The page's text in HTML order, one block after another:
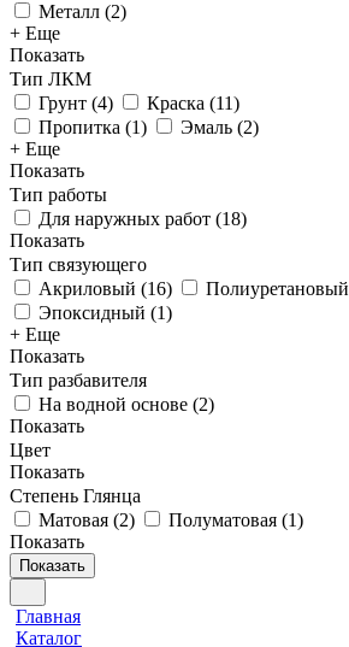
Металл (2)
+ Еще
Показать
Тип ЛКМ
Грунт (4) Краска (11)
Пропитка (1) Эмаль (2)
+ Еще
Показать
Тип работы
Для наружных работ (18)
Показать
Тип связующего
Акриловый (16) Полиуретановый
Эпоксидный (1)
+ Еще
Показать
Тип разбавителя
На водной основе (2)
Показать
Цвет
Показать
Степень Глянца
Матовая (2) Полуматовая (1)
Показать
Показать
Главная
Каталог